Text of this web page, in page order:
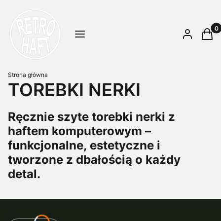
Menu Zaloguj się
Strona główna
TOREBKI NERKI
Ręcznie szyte torebki nerki z
haftem komputerowym –
funkcjonalne, estetyczne i
tworzone z dbałością o każdy
detal.